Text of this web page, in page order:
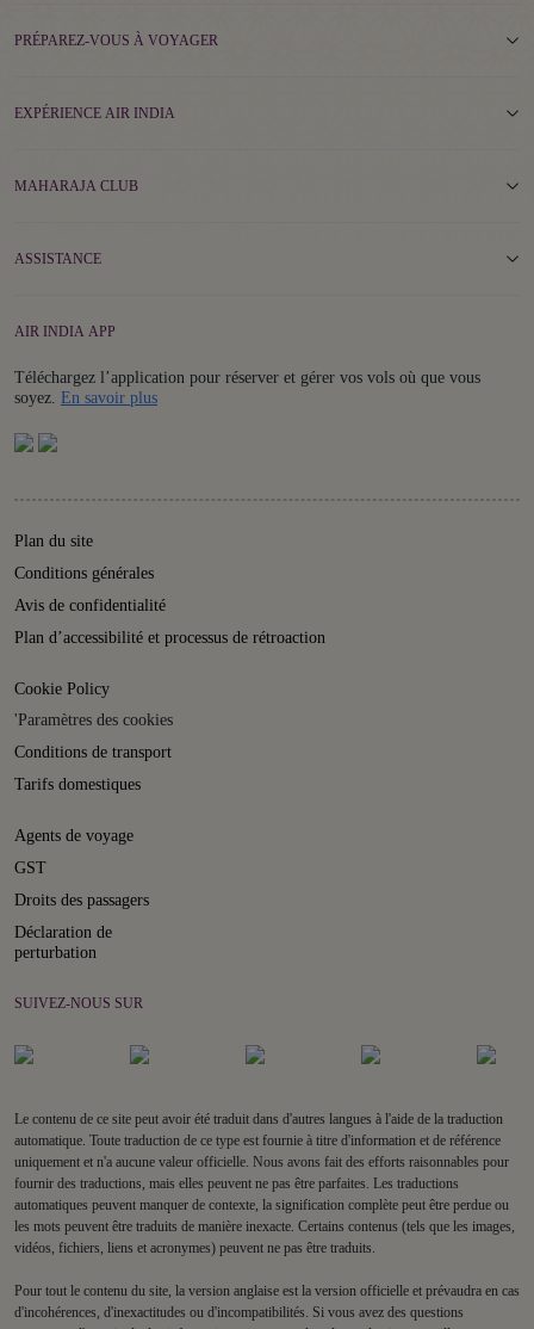
PRÉPAREZ-VOUS À VOYAGER
EXPÉRIENCE AIR INDIA
MAHARAJA CLUB
ASSISTANCE
AIR INDIA APP
Téléchargez l’application pour réserver et gérer vos vols où que vous
soyez. En savoir plusDetails
Plan du site
Conditions générales
Avis de confidentialité
Plan d’accessibilité et processus de rétroaction
Cookie Policy
'Paramètres des cookies
Conditions de transport
Tarifs domestiques
Agents de voyage
GST
Droits des passagers
Déclaration de
perturbation
SUIVEZ-NOUS SUR
Le contenu de ce site peut avoir été traduit dans d'autres langues à l'aide de la traduction
automatique. Toute traduction de ce type est fournie à titre d'information et de référence
uniquement et n'a aucune valeur officielle. Nous avons fait des efforts raisonnables pour
fournir des traductions, mais elles peuvent ne pas être parfaites. Les traductions
automatiques peuvent manquer de contexte, la signification complète peut être perdue ou
les mots peuvent être traduits de manière inexacte. Certains contenus (tels que les images,
vidéos, fichiers, liens et acronymes) peuvent ne pas être traduits.
Pour tout le contenu du site, la version anglaise est la version officielle et prévaudra en cas
d'incohérences, d'inexactitudes ou d'incompatibilités. Si vous avez des questions